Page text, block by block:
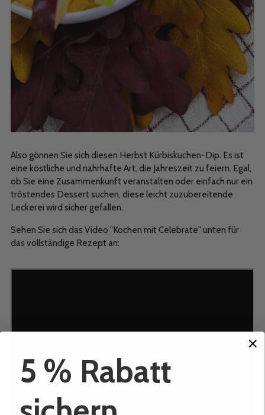
Also gönnen Sie sich diesen Herbst Kürbiskuchen-Dip. Es ist
eine köstliche und nahrhafte Art, die Jahreszeit zu feiern. Egal,
ob Sie eine Zusammenkunft veranstalten oder einfach nur ein
tröstendes Dessert suchen, diese leicht zuzubereitende
Leckerei wird sicher gefallen.
Sehen Sie sich das Video "Kochen mit Celebrate" unten für
das vollständige Rezept an:
5 % Rabatt